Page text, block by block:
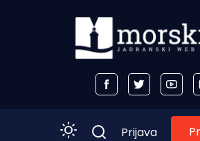
Prijava